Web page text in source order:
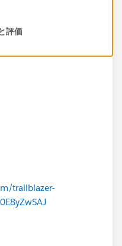
評価
trailblazer-